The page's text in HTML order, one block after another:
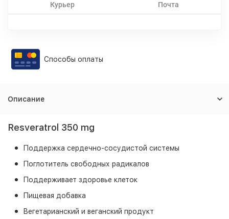
Курьер Почта
Способы оплаты
Описание
Resveratrol 350 mg
Поддержка сердечно-сосудистой системы
Поглотитель свободных радикалов
Поддерживает здоровье клеток
Пищевая добавка
Вегетарианский и веганский продукт